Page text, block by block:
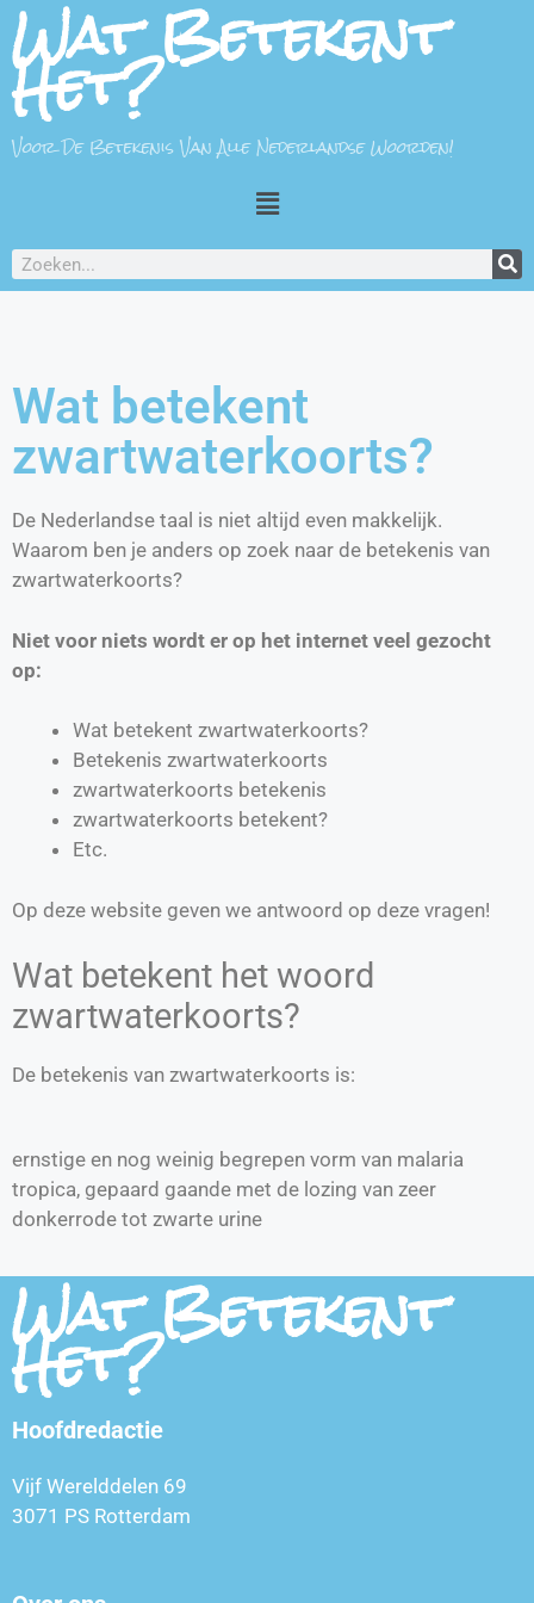
Wat Betekent
Het?
Voor De Betekenis Van Alle Nederlandse Woorden!
Wat betekent
zwartwaterkoorts?
De Nederlandse taal is niet altijd even makkelijk.
Waarom ben je anders op zoek naar de betekenis van
zwartwaterkoorts?
Niet voor niets wordt er op het internet veel gezocht
op:
Wat betekent zwartwaterkoorts?
Betekenis zwartwaterkoorts
zwartwaterkoorts betekenis
zwartwaterkoorts betekent?
Etc.
Op deze website geven we antwoord op deze vragen!
Wat betekent het woord
zwartwaterkoorts?
De betekenis van zwartwaterkoorts is:
ernstige en nog weinig begrepen vorm van malaria
tropica, gepaard gaande met de lozing van zeer
donkerrode tot zwarte urine
Wat Betekent
Het?
Hoofdredactie
Vijf Werelddelen 69
3071 PS Rotterdam